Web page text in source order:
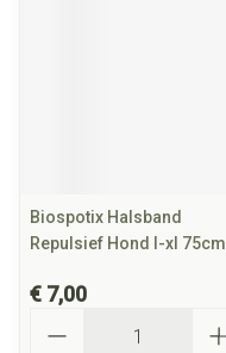
Biospotix Halsband
Repulsief Hond l-xl 75cm
€ 7,00